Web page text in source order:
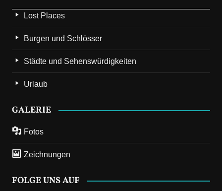
Lost Places
Burgen und Schlösser
Städte und Sehenswürdigkeiten
Urlaub
GALERIE
Fotos
Zeichnungen
FOLGE UNS AUF